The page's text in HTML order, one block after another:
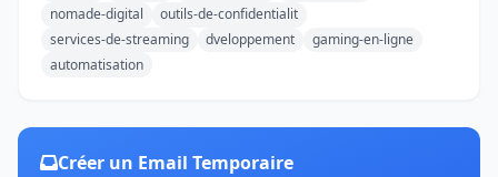
nomade-digital
outils-de-confidentialit
services-de-streaming
dveloppement
gaming-en-ligne
automatisation
Créer un Email Temporaire